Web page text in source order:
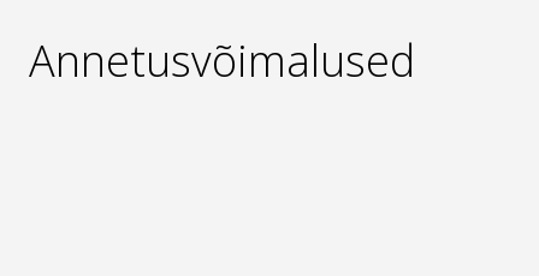
Annetusvõimalused